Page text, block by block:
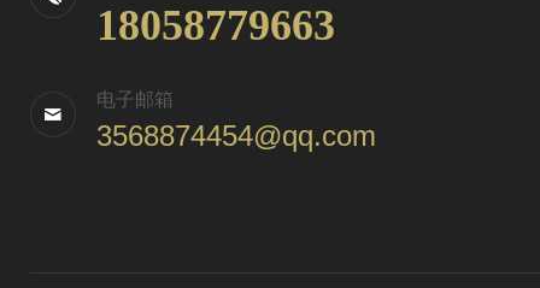
18058779663
电子邮箱
3568874454@qq.com